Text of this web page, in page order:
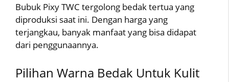
Bubuk Pixy TWC tergolong bedak tertua yang
diproduksi saat ini. Dengan harga yang
terjangkau, banyak manfaat yang bisa didapat
dari penggunaannya.
Pilihan Warna Bedak Untuk Kulit